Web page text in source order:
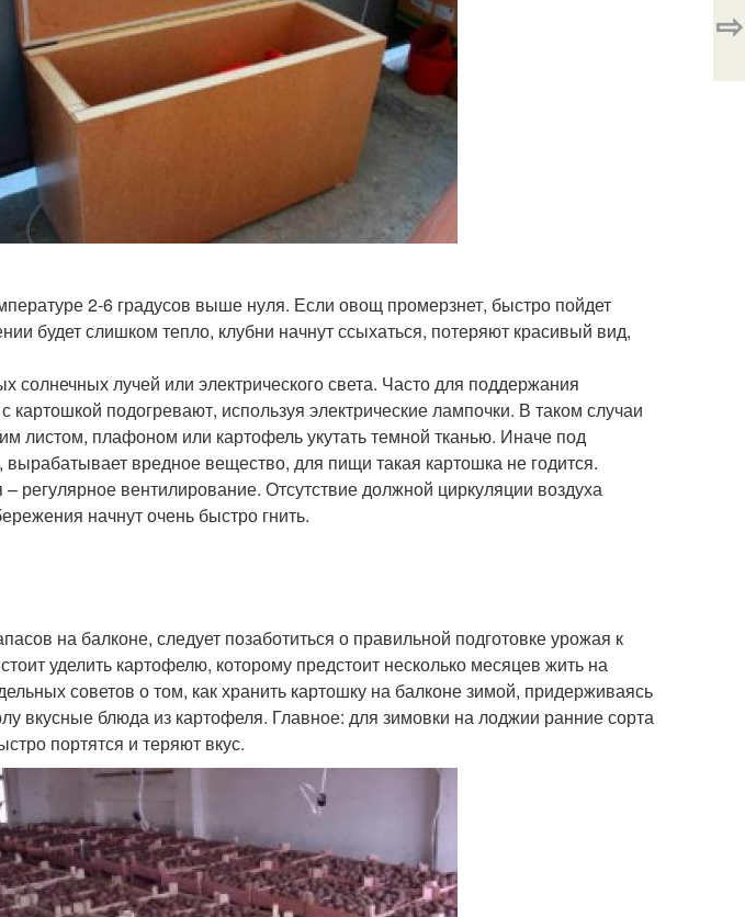
2-6 градусов выше нуля. Если овощ промерзнет, быстро пойдет
будет слишком тепло, клубни начнут ссыхаться, потеряют красивый вид,
солнечных лучей или электрического света. Часто для поддержания
картошкой подогревают, используя электрические лампочки. В таком случаи
листом, плафоном или картофель укутать темной тканью. Иначе под
вырабатывает вредное вещество, для пищи такая картошка не годится.
регулярное вентилирование. Отсутствие должной циркуляции воздуха
начнут очень быстро гнить.
на балконе, следует позаботиться о правильной подготовке урожая к
уделить картофелю, которому предстоит несколько месяцев жить на
советов о том, как хранить картошку на балконе зимой, придерживаясь
вкусные блюда из картофеля. Главное: для зимовки на лоджии ранние сорта
портятся и теряют вкус.
⇨